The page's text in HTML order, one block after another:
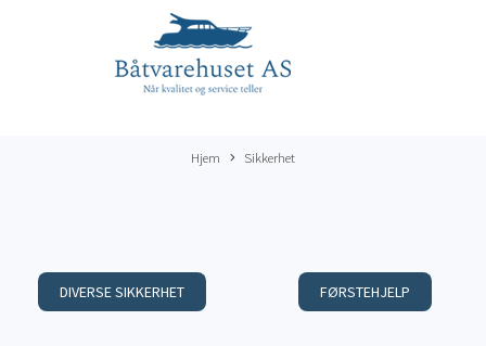
Hjem Sikkerhet
DIVERSE SIKKERHET FØRSTEHJELP